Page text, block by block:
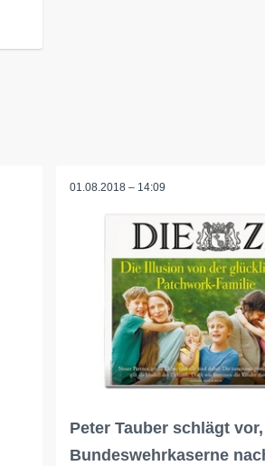
01.08.2018 – 14:09
Peter Tauber schlägt
Bundeswehrkaserne